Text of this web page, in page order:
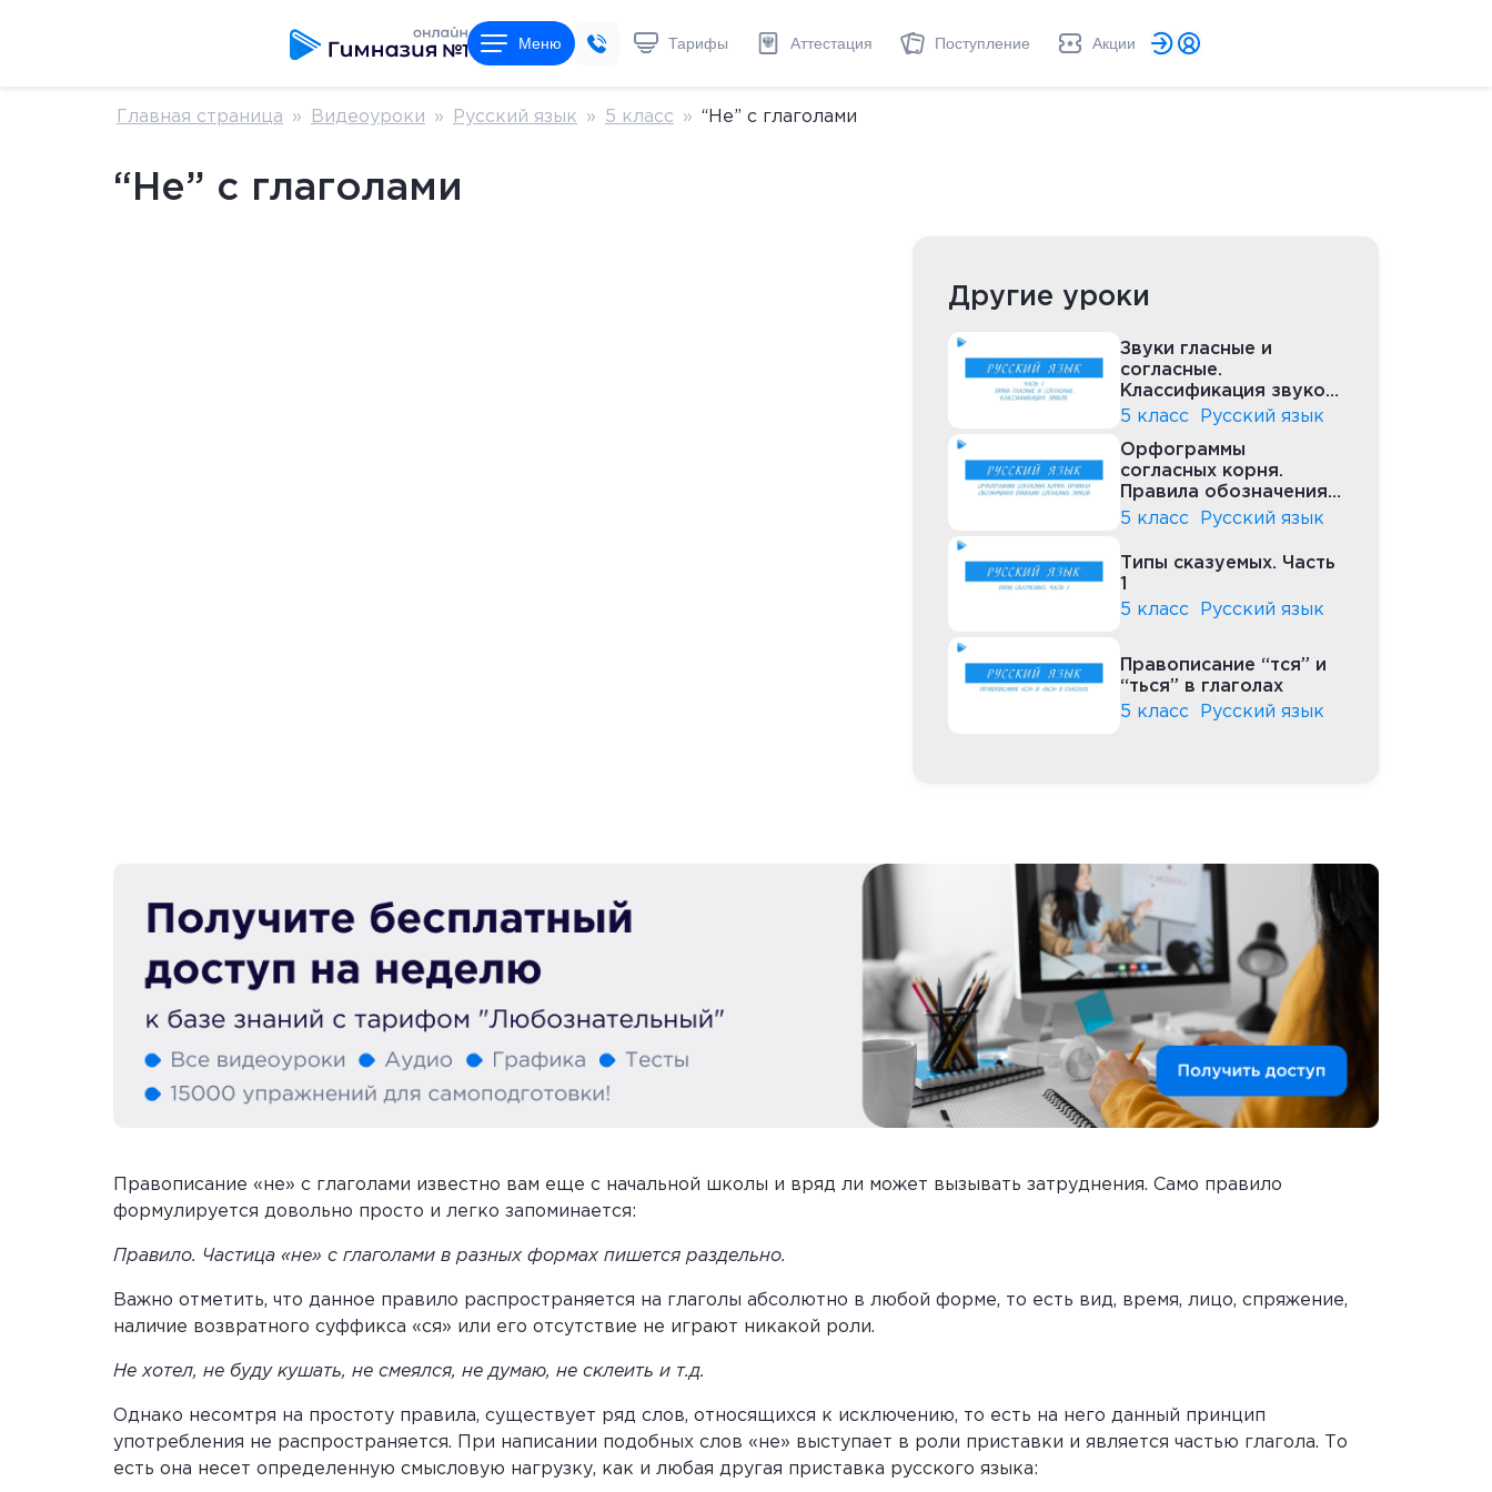
Меню Тарифы Аттестация Поступление Акции
Главная страница » Видеоуроки » Русский язык » 5 класс » “Не” с глаголами
“Не” с глаголами
Другие уроки
Звуки гласные и
согласные.
Классификация звуков.
Часть1
5 класс Русский язык
Орфограммы
согласных корня.
Правила обозначения
буквами согласных
5 класс Русский язык
Типы сказуемых. Часть
1
5 класс
Русский язык
Правописание “тся” и
“ться” в глаголах
5 класс
Русский язык
Правописание «не» с глаголами известно вам еще с начальной школы и вряд ли может вызывать затруднения. Само правило
формулируется довольно просто и легко запоминается:
Правило. Частица «не» с глаголами в разных формах пишется раздельно.
Важно отметить, что данное правило распространяется на глаголы абсолютно в любой форме, то есть вид, время, лицо, спряжение,
наличие возвратного суффикса «ся» или его отсутствие не играют никакой роли.
Не хотел, не буду кушать, не смеялся, не думаю, не склеить и т.д.
Однако несомтря на простоту правила, существует ряд слов, относящихся к исключению, то есть на него данный принцип
употребления не распространяется. При написании подобных слов «не» выступает в роли приставки и является частью глагола. То
есть она несет определенную смысловую нагрузку, как и любая другая приставка русского языка: